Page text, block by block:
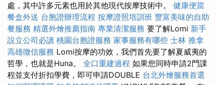
處，其中許多元素也用於其他現代按摩技術中。 健康便當
餐盒外送 台胞證辦理流程 按摩證照培訓班 豐富美味的自助
餐服務 精選外燴推薦指南 專業清潔服務 要了解Lomi 新手
設立公司必讀 桃園台胞證服務 家事服務有哪些 士林 推拿
高雄徵信服務 Lomi按摩的功效，我們首先要了解夏威夷的
哲學，也就是Huna。 全口重建過程 如果您同時申請2門課
程並支付折扣學費，即可申請DOUBLE 台北外燴服務首選